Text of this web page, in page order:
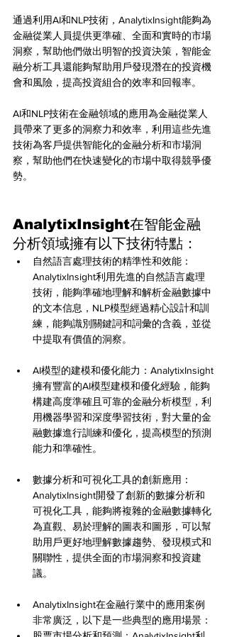
通過利用AI和NLP技術，AnalytixInsight能夠為
金融從業人員提供更準確、全面和實時的市場
洞察，幫助他們做出明智的投資決策，智能金
融分析工具還能夠幫助用戶發現潛在的投資機
會和風險，提高投資組合的效率和回報率。
AI和NLP技術在金融領域的應用為金融從業人
員帶來了更多的洞察力和效率，利用這些先進
技術為客戶提供智能化的金融分析和市場洞
察，幫助他們在快速變化的市場中取得競爭優
勢。
AnalytixInsight在智能金融
分析領域擁有以下技術特點：
自然語言處理技術的精準性和效能：
AnalytixInsight利用先進的自然語言處理
技術，能夠準確地理解和解析金融數據中
的文本信息，NLP模型經過精心設計和訓
練，能夠識別關鍵詞和詞彙的含義，並從
中提取有價值的洞察。
AI模型的建模和優化能力：AnalytixInsight
擁有豐富的AI模型建模和優化經驗，能夠
構建高度準確且可靠的金融分析模型，利
用機器學習和深度學習技術，對大量的金
融數據進行訓練和優化，提高模型的預測
能力和準確性。
數據分析和可視化工具的創新應用：
AnalytixInsight開發了創新的數據分析和
可視化工具，能夠將複雜的金融數據轉化
為直觀、易於理解的圖表和圖形，可以幫
助用戶更好地理解數據趨勢、發現模式和
關聯性，提供全面的市場洞察和投資建
議。
AnalytixInsight在金融行業中的應用案例
非常廣泛，以下是一些典型的應用場景：